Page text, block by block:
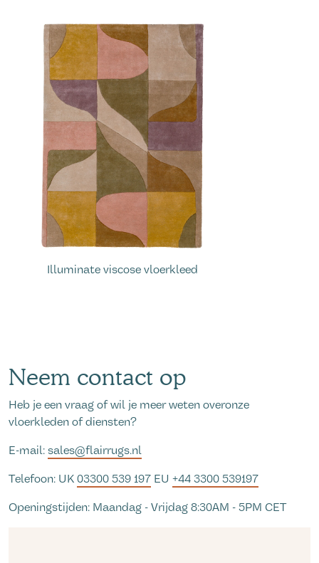
Illuminate viscose vloerkleed
Neem contact op
Heb je een vraag of wil je meer weten overonze
vloerkleden of diensten?
E-mail: sales@flairrugs.nl
Telefoon: UK 03300 539 197 EU +44 3300 539197
Openingstijden: Maandag - Vrijdag 8:30AM - 5PM CET